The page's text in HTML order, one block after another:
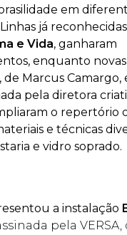
em
já
e Vida, ganharam
enquanto
, de Marcus Camargo,
pela diretora
o repertório
e técnicas
e vidro soprado.
a instalação
pela